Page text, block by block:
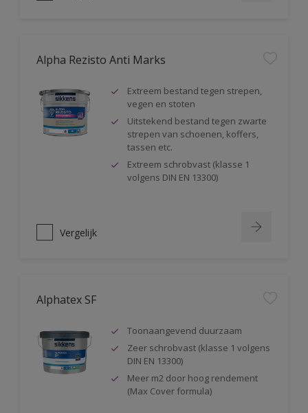
Alpha Rezisto Anti Marks
Extreem bestand tegen strepen,
vegen en stoten
Uitstekend bestand tegen zwarte
strepen van schoenen, koffers,
tassen etc.
Extreem schrobvast (klasse 1
volgens DIN EN 13300)
Vergelijk
Alphatex SF
Toonaangevend duurzaam
Zeer schrobvast (klasse 1 volgens
DIN EN 13300)
Meer m2 door hoog rendement
(Max Cover formula)